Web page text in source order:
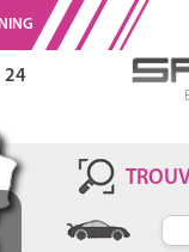
24
S